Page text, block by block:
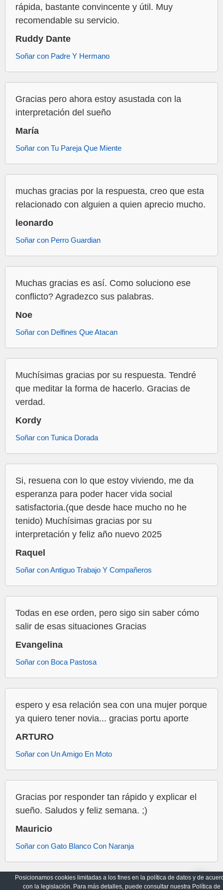
rápida, bastante convincente y útil. Muy
recomendable su servicio.
Ruddy Dante
Soñar con Padre Y Hermano
Gracias pero ahora estoy asustada con la
interpretación del sueño
María
Soñar con Tu Pareja Que Miente
muchas gracias por la respuesta, creo que esta
relacionado con alguien a quien aprecio mucho.
leonardo
Soñar con Perro Guardian
Muchas gracias es así. Como soluciono ese
conflicto? Agradezco sus palabras.
Noe
Soñar con Delfines Que Atacan
Muchísimas gracias por su respuesta. Tendré
que meditar la forma de hacerlo. Gracias de
verdad.
Kordy
Soñar con Tunica Dorada
Si, resuena con lo que estoy viviendo, me da
esperanza para poder hacer vida social
satisfactoria.(que desde hace mucho no he
tenido) Muchísimas gracias por su
interpretación y feliz año nuevo 2025
Raquel
Soñar con Antiguo Trabajo Y Compañeros
Todas en ese orden, pero sigo sin saber cómo
salir de esas situaciones Gracias
Evangelina
Soñar con Boca Pastosa
espero y esa relación sea con una mujer porque
ya quiero tener novia... gracias portu aporte
ARTURO
Soñar con Un Amigo En Moto
Gracias por responder tan rápido y explicar el
sueño. Saludos y feliz semana. ;)
Mauricio
Soñar con Gato Blanco Con Naranja
Archivo Política de Privacidad
Posicionamos cookies limitadas a los fines en la política de datos y de
con la legislación. Para más detalles, puede consultar nuestra Política de